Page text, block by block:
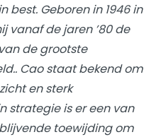
best. Geboren in 1946 in
vanaf de jaren ’80 de
de grootste
Cao staat bekend om
en sterk
strategie is er een van
toewijding om